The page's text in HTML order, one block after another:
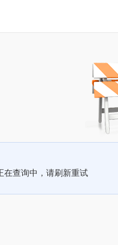
在查询中，请刷新重试